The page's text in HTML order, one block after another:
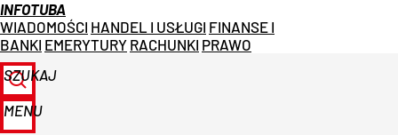
INFOTUBA
WIADOMOŚCI HANDEL I USŁUGI FINANSE I
BANKI EMERYTURY RACHUNKI PRAWO
SZUKAJ
MENU